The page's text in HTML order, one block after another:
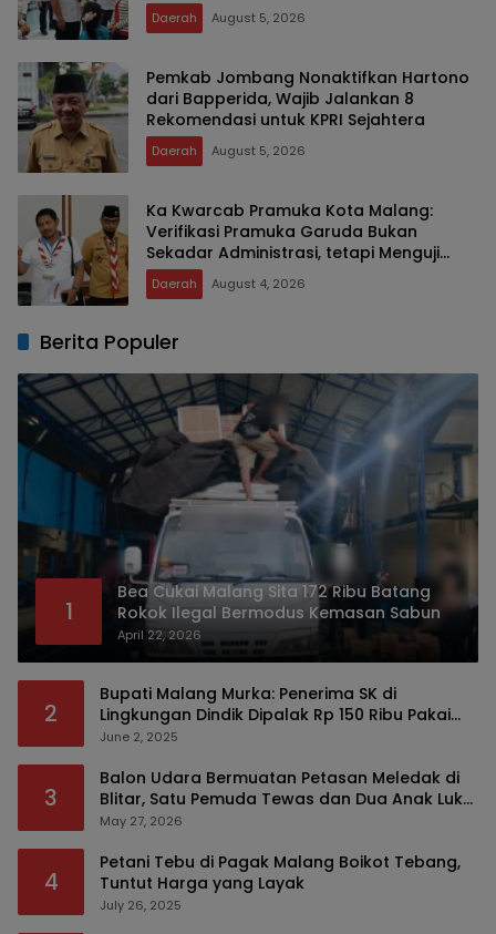
Daerah August 5, 2026
Pemkab Jombang Nonaktifkan Hartono
dari Bapperida, Wajib Jalankan 8
Rekomendasi untuk KPRI Sejahtera
Daerah August 5, 2026
Ka Kwarcab Pramuka Kota Malang:
Verifikasi Pramuka Garuda Bukan
Sekadar Administrasi, tetapi Menguji
Integritas dan Keteladanan
Daerah August 4, 2026
Berita Populer
1
Bea Cukai Malang Sita 172 Ribu Batang
Rokok Ilegal Bermodus Kemasan Sabun
April 22, 2026
2
Bupati Malang Murka: Penerima SK di
Lingkungan Dindik Dipalak Rp 150 Ribu Pakai
Modus Tumpengan, KPK Turut Pantau
June 2, 2025
3
Balon Udara Bermuatan Petasan Meledak di
Blitar, Satu Pemuda Tewas dan Dua Anak Luka
Serius
May 27, 2026
4
Petani Tebu di Pagak Malang Boikot Tebang,
Tuntut Harga yang Layak
July 26, 2025